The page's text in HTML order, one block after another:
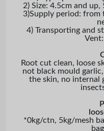
2) Size: 4.5cm and
3)Supply period:
4) Transporting and
Root cut clean, loose
not black mould
the skin, no internal
*0kg/ctn, 5kg/mesh